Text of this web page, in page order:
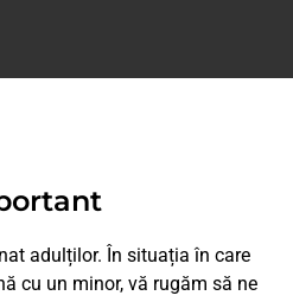
adulților. În situația în care
cu un minor, vă rugăm să ne